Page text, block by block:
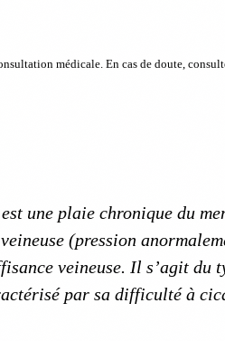
médicale. En cas de doute,
une plaie chronique du
(pression
veineuse. Il s’agit du
par sa difficulté à